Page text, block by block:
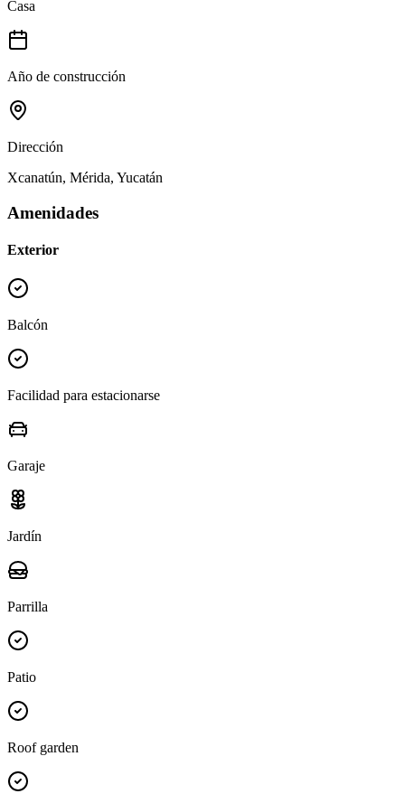
Casa
Año de construcción
Dirección
Xcanatún, Mérida, Yucatán
Amenidades
Exterior
Balcón
Facilidad para estacionarse
Garaje
Jardín
Parrilla
Patio
Roof garden